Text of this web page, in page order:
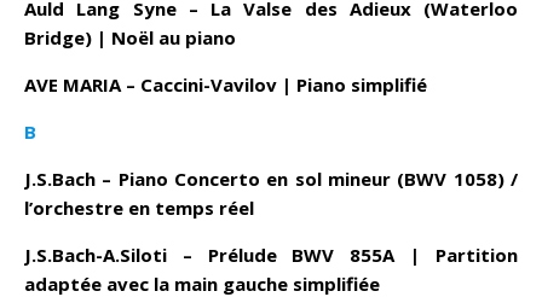
Auld Lang Syne – La Valse des Adieux (Waterloo
Bridge) | Noël au piano
AVE MARIA – Caccini-Vavilov | Piano simplifié
B
J.S.Bach – Piano Concerto en sol mineur (BWV 1058) /
l’orchestre en temps réel
J.S.Bach-A.Siloti – Prélude BWV 855A | Partition
adaptée avec la main gauche simplifiée